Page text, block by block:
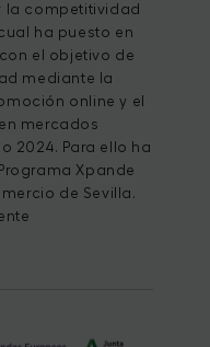
la competitividad
ha puesto en
el objetivo de
mediante la
online y el
mercados
2024. Para ello ha
Xpande
de Sevilla.